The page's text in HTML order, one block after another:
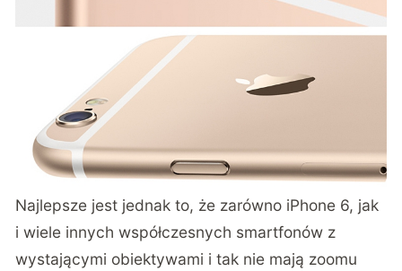
Najlepsze jest jednak to, że zarówno iPhone 6, jak
i wiele innych współczesnych smartfonów z
wystającymi obiektywami i tak nie mają zoomu